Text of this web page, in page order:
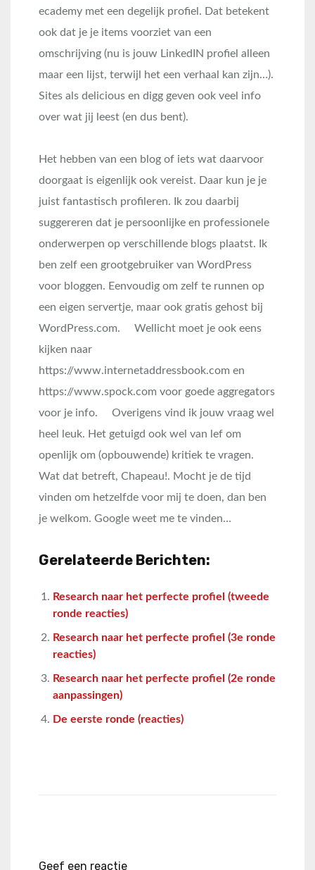
ecademy met een degelijk profiel. Dat betekent
ook dat je je items voorziet van een
omschrijving (nu is jouw LinkedIN profiel alleen
maar een lijst, terwijl het een verhaal kan zijn…).
Sites als delicious en digg geven ook veel info
over wat jij leest (en dus bent).
Het hebben van een blog of iets wat daarvoor
doorgaat is eigenlijk ook vereist. Daar kun je je
juist fantastisch profileren. Ik zou daarbij
suggereren dat je persoonlijke en professionele
onderwerpen op verschillende blogs plaatst. Ik
ben zelf een grootgebruiker van WordPress
voor bloggen. Eenvoudig om zelf te runnen op
een eigen servertje, maar ook gratis gehost bij
WordPress.com. Wellicht moet je ook eens
kijken naar
https://www.internetaddressbook.com en
https://www.spock.com voor goede aggregators
voor je info. Overigens vind ik jouw vraag wel
heel leuk. Het getuigd ook wel van lef om
openlijk om (opbouwende) kritiek te vragen.
Wat dat betreft, Chapeau!. Mocht je de tijd
vinden om hetzelfde voor mij te doen, dan ben
je welkom. Google weet me te vinden…
Gerelateerde Berichten:
Research naar het perfecte profiel (tweede
ronde reacties)
Research naar het perfecte profiel (3e ronde
reacties)
Research naar het perfecte profiel (2e ronde
aanpassingen)
De eerste ronde (reacties)
Geef een reactie